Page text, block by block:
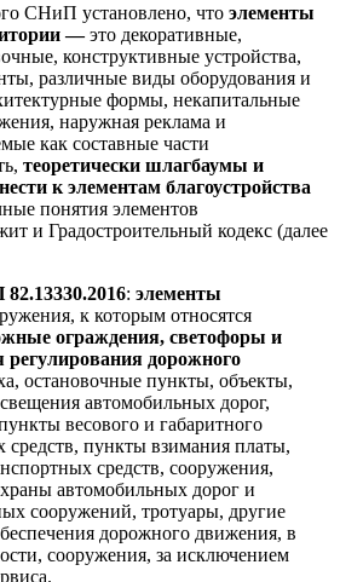
СНиП установлено, что элементы
—это декоративные,
конструктивные устройства,
различные виды оборудования и
формы, некапитальные
наружная реклама и
как составные части
теоретически шлагбаумы и
к элементам благоустройства
понятия элементов
и Градостроительный кодекс (далее
: элементы
к которым относятся
ограждения, светофоры и
регулирования дорожного
остановочные пункты, объекты,
автомобильных дорог,
весового и габаритного
средств, пункты взимания платы,
средств, сооружения,
автомобильных дорог и
сооружений, тротуары, другие
дорожного движения, в
сооружения, за исключением